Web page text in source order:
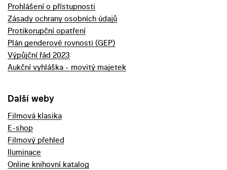
Prohlášení o přístupnosti
Zásady ochrany osobních údajů
Protikorupční opatření
Plán genderové rovnosti (GEP)
Výpůjční řád 2023
Aukční vyhláška - movitý majetek
Další weby
Filmová klasika
E-shop
Filmový přehled
Iluminace
Online knihovní katalog